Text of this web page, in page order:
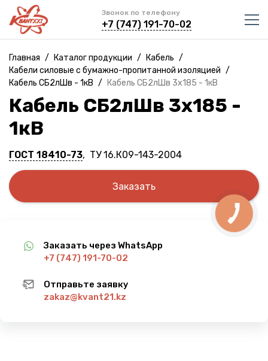
Звонок по телефону
+7 (747) 191-70-02
Главная / Каталог продукции / Кабель /
Кабели силовые с бумажно-пропитанной изоляцией /
Кабель СБ2лШв - 1кВ / Кабель СБ2лШв 3х185 - 1кВ
Кабель СБ2лШв 3х185 -
1кВ
ГОСТ 18410-73, ТУ 16.К09-143-2004
Заказать
Заказать через WhatsApp
+7 (747) 191-70-02
Отправьте заявку
zakaz@kvant21.kz